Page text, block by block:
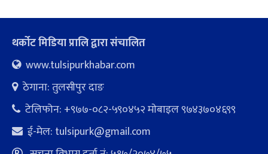
थर्कोट मिडिया प्रालि द्वारा संचालित
www.tulsipurkhabar.com
ठेगाना: तुलसीपुर दाङ
टेलिफोन: +९७७-०८२-५९०४५२ माेबाइल ९७४३७०४६९९
ई-मेल: tulsipurk@gmail.com